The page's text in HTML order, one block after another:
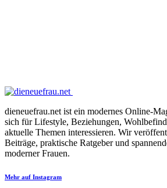
dieneuefrau.net ist ein modernes Online-
sich für Lifestyle, Beziehungen,
aktuelle Themen interessieren. Wir
Beiträge, praktische Ratgeber und
moderner Frauen.
Mehr auf Instagram